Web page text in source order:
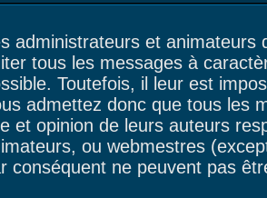
administrateurs et
tous les messages à
Toutefois, il leur est
admettez donc que tous les
et opinion de leurs auteurs
ou webmestres
conséquent ne peuvent pas